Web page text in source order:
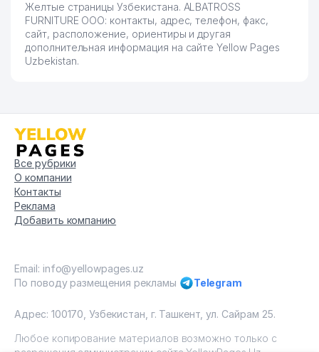
Желтые страницы Узбекистана. ALBATROSS
FURNITURE ООО: контакты, адрес, телефон, факс,
сайт, расположение, ориентиры и другая
дополнительная информация на сайте Yellow Pages
Uzbekistan.
Все рубрики
О компании
Контакты
Реклама
Добавить компанию
Email: info@yellowpages.uz
По поводу размещения рекламы
Telegram
Адрес: 100170, Узбекистан, г. Ташкент, ул. Сайрам 25.
Любое копирование материалов возможно только с